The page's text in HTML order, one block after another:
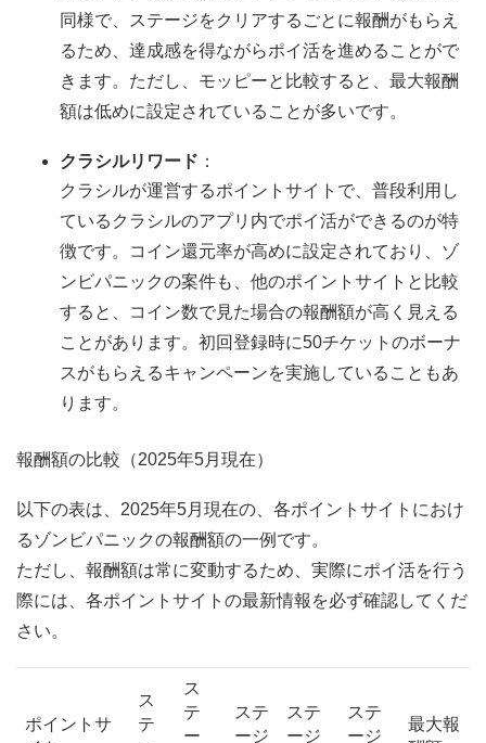
同様で、ステージをクリアするごとに報酬がもらえ
るため、達成感を得ながらポイ活を進めることがで
きます。ただし、モッピーと比較すると、最大報酬
額は低めに設定されていることが多いです。
クラシルリワード ：
クラシルが運営するポイントサイトで、普段利用し
ているクラシルのアプリ内でポイ活ができるのが特
徴です。コイン還元率が高めに設定されており、ゾ
ンビパニックの案件も、他のポイントサイトと比較
すると、コイン数で見た場合の報酬額が高く見える
ことがあります。初回登録時に50チケットのボーナ
スがもらえるキャンペーンを実施していることもあ
ります。
報酬額の比較（2025年5月現在）
以下の表は、2025年5月現在の、各ポイントサイトにおけ
るゾンビパニックの報酬額の一例です。
ただし、報酬額は常に変動するため、実際にポイ活を行う
際には、各ポイントサイトの最新情報を必ず確認してくだ
さい。
ポイントサ
ス
テ
ス
テ
ー
ステ
ージ
ステ
ージ
ステ
ージ
最大報